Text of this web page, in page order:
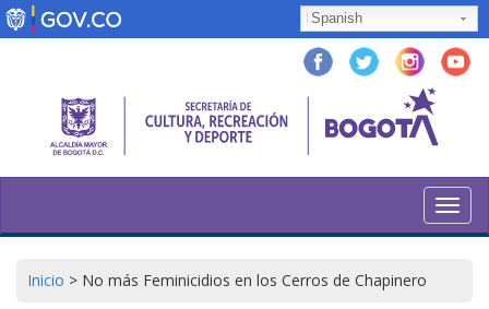
Pasar
al
Spanish
Inicio > No más Feminicidios en los Cerros de Chapinero